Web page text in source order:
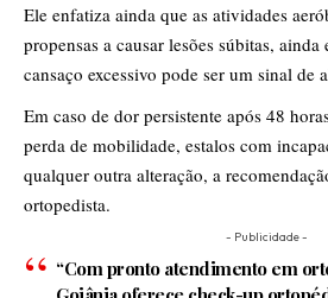
Ele enfatiza ainda que as atividades
propensas a causar lesões súbitas,
cansaço excessivo pode ser um sinal de
Em caso de dor persistente após 48
perda de mobilidade, estalos com
qualquer outra alteração, a
ortopedista.
- Publicidade -
“Com pronto atendimento em